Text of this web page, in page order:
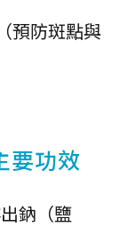
預防斑點與
要功效
鈉（鹽